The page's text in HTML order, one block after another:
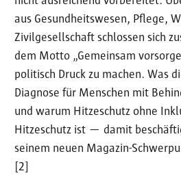
aus Gesundheitswesen, Pflege,
Zivilgesellschaft schlossen sich
dem Motto „Gemeinsam
politisch Druck zu machen. Was
Diagnose für Menschen mit
und warum Hitzeschutz ohne
Hitzeschutz ist — damit
seinem neuen Magazin-
[2]